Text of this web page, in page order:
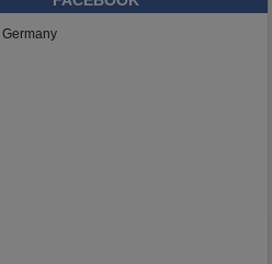
Germany